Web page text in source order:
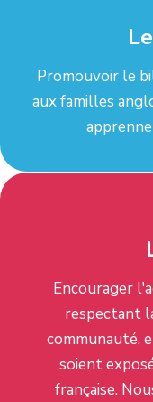
Promouvoir le
aux familles
Encourager
respectant
communauté,
soient
française.